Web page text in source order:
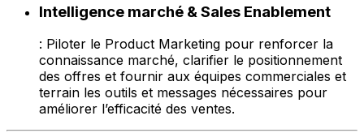
Intelligence marché & Sales Enablement
: Piloter le Product Marketing pour renforcer la
connaissance marché, clarifier le positionnement
des offres et fournir aux équipes commerciales et
terrain les outils et messages nécessaires pour
améliorer l’efficacité des ventes.